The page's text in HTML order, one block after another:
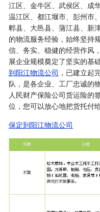
江区、金牛区、武侯区、成
温江区、都江堰市、彭州市
郫县、大邑县、蒲江县、新
的物流服务经验，始终坚持
信、务实、稳健的经营作风
展企业规模奠定了坚实的基
到阳江物流公司 ，已建立起
队，是各企业、工厂忠诚的
人民财产保险公司货运险的
位，您可以放心地把货托付
保定到阳江物流公司